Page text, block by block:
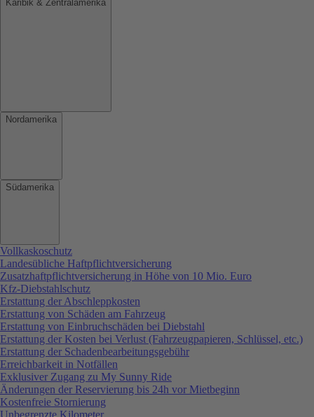
Karibik & Zentralamerika
Nordamerika
Südamerika
Vollkaskoschutz
Landesübliche Haftpflichtversicherung
Zusatzhaftpflichtversicherung in Höhe von 10 Mio. Euro
Kfz-Diebstahlschutz
Erstattung der Abschleppkosten
Erstattung von Schäden am Fahrzeug
Erstattung von Einbruchschäden bei Diebstahl
Erstattung der Kosten bei Verlust (Fahrzeugpapieren, Schlüssel, etc.)
Erstattung der Schadenbearbeitungsgebühr
Erreichbarkeit in Notfällen
Exklusiver Zugang zu My Sunny Ride
Änderungen der Reservierung bis 24h vor Mietbeginn
Kostenfreie Stornierung
Unbegrenzte Kilometer